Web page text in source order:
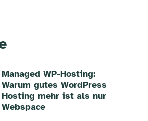
Managed WP-Hosting:
Warum gutes WordPress
Hosting mehr ist als nur
Webspace